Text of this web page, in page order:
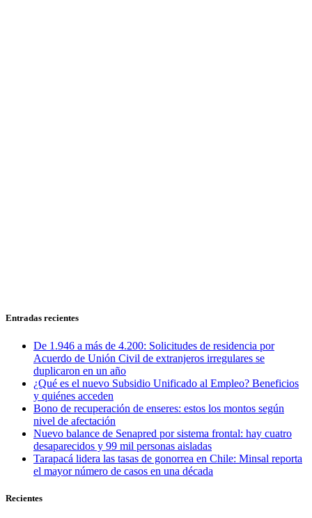
Entradas recientes
De 1.946 a más de 4.200: Solicitudes de residencia por
Acuerdo de Unión Civil de extranjeros irregulares se
duplicaron en un año
¿Qué es el nuevo Subsidio Unificado al Empleo? Beneficios
y quiénes acceden
Bono de recuperación de enseres: estos los montos según
nivel de afectación
Nuevo balance de Senapred por sistema frontal: hay cuatro
desaparecidos y 99 mil personas aisladas
Tarapacá lidera las tasas de gonorrea en Chile: Minsal reporta
el mayor número de casos en una década
Recientes